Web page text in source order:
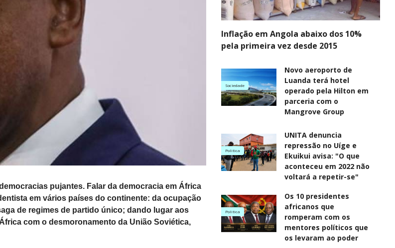
pujantes. Falar da democracia em África
em vários países do continente: da ocupação
de regimes de partido único; dando lugar aos
com o desmoronamento da União Soviética,
Inflação em Angola abaixo dos 10%
pela primeira vez desde 2015
Sociedade
Novo aeroporto de
Luanda terá hotel
operado pela Hilton em
parceria com o
Mangrove Group
Politica
UNITA denuncia
repressão no Uíge e
Ekuikui avisa: "O que
aconteceu em 2022 não
voltará a repetir-se"
Politica
Os 10 presidentes
africanos que
romperam com os
mentores políticos que
os levaram ao poder